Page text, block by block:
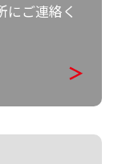
にご連絡く